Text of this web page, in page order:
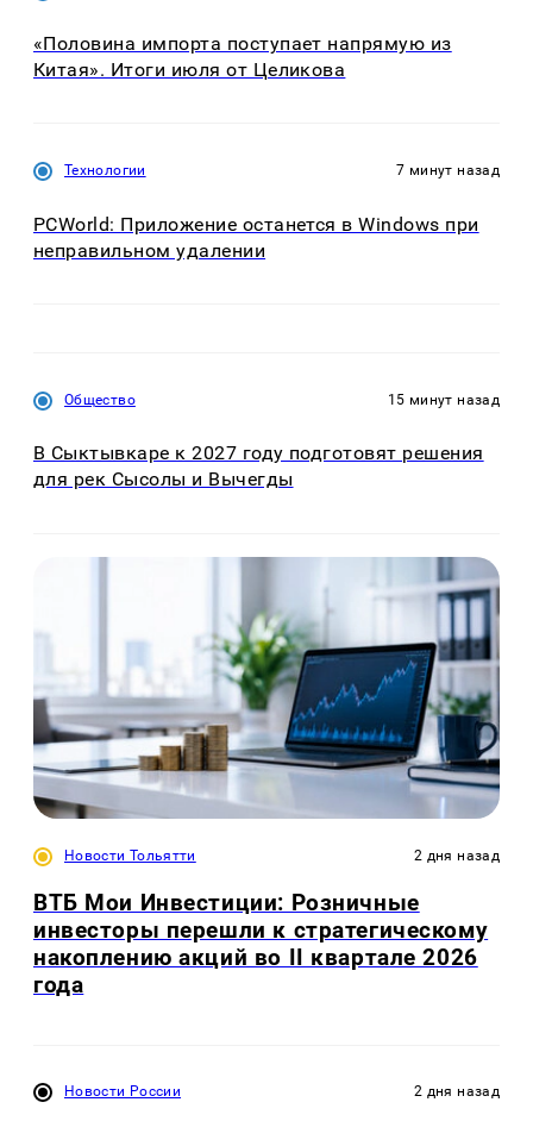
«Половина импорта поступает напрямую из
Китая». Итоги июля от Целикова
Технологии 7 минут назад
PCWorld: Приложение останется в Windows при
неправильном удалении
Общество 15 минут назад
В Сыктывкаре к 2027 году подготовят решения
для рек Сысолы и Вычегды
Новости Тольятти 2 дня назад
ВТБ Мои Инвестиции: Розничные
инвесторы перешли к стратегическому
накоплению акций во II квартале 2026
года
Новости России 2 дня назад